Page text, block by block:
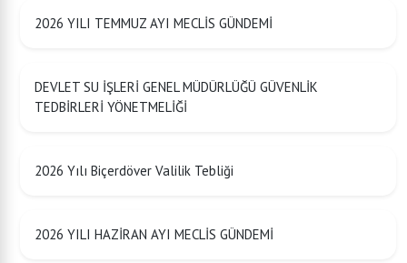
2026 YILI TEMMUZ AYI MECLİS GÜNDEMİ
DEVLET SU İŞLERİ GENEL MÜDÜRLÜĞÜ GÜVENLİK
TEDBİRLERİ YÖNETMELİĞİ
2026 Yılı Biçerdöver Valilik Tebliği
2026 YILI HAZİRAN AYI MECLİS GÜNDEMİ